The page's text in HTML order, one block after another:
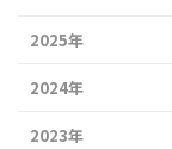
2025年
2024年
2023年